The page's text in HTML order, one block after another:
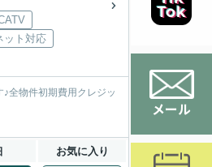
メール
ット対応
全物件初期費用クレジッ
お気に入り